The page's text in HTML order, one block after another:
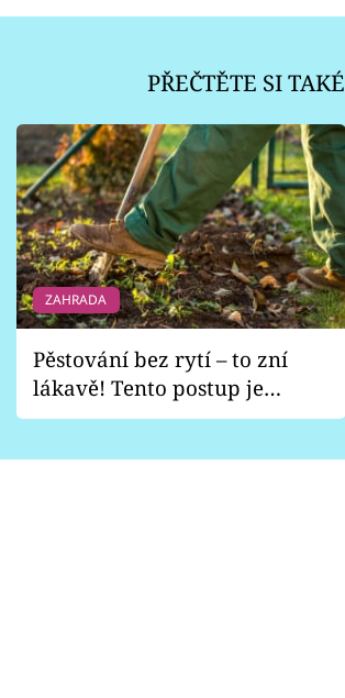
PŘEČTĚTE SI TAKÉ
ZAHRADA
Pěstování bez rytí – to zní
lákavě! Tento postup je
vhodný jen pro některé